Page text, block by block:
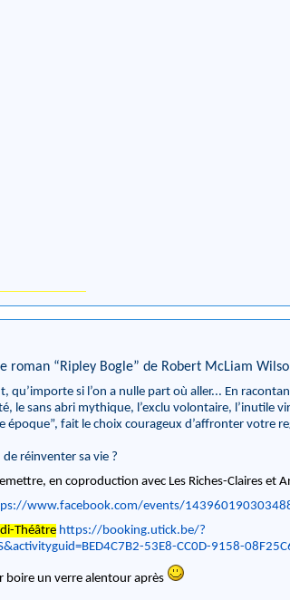
roman “Ripley Bogle” de Robert McLiam
qu’importe si l’on a nulle part où aller... En
le sans abri mythique, l’exclu volontaire, l’inutile
époque”, fait le choix courageux d’affronter votre
réinventer sa vie ?
en coproduction avec Les Riches-Claires et
www.facebook.com/events/
Théâtre https://booking.utick.be/?
53E8-CC0D-9158-
boire un verre alentour après